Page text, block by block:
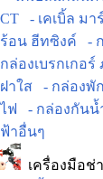
CT
- เคเบิ้ล มา
ร้อน ฮีทซิงค์
-
กล่องเบรกเกอร์
ฝาใส
- กล่องพั
ไฟ
- กล่องกันน้
ฟ้าอื่นๆ
เครื่องมือช่